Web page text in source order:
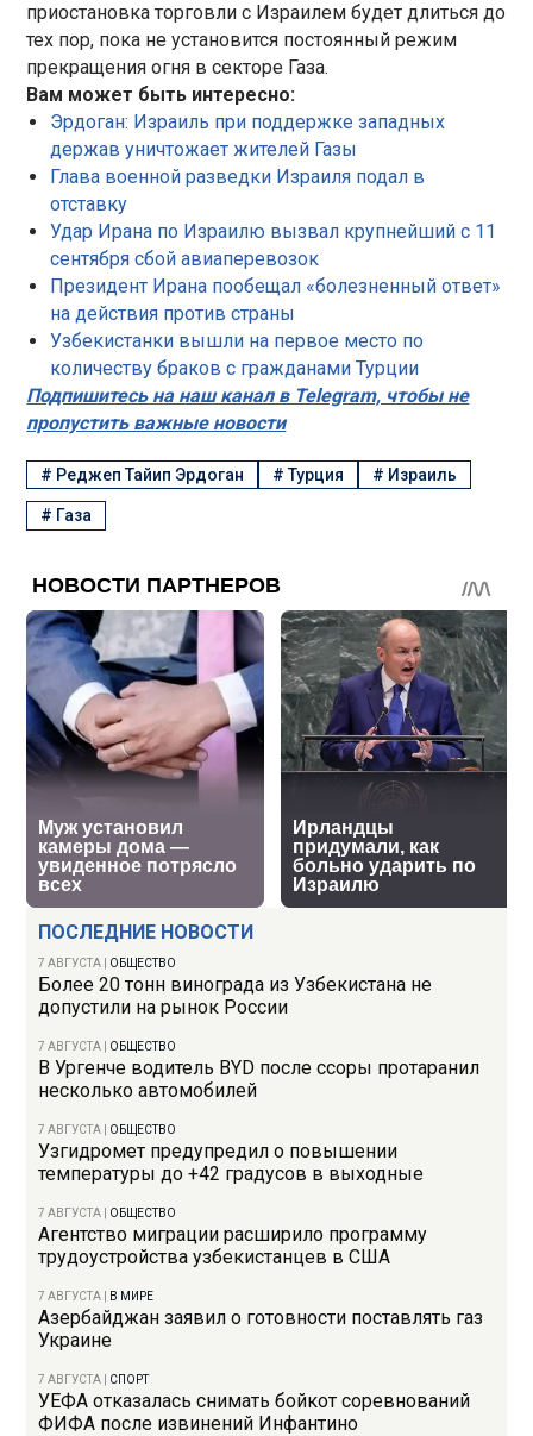
ПОСЛЕДНИЕ НОВОСТИ
7 АВГУСТА ОБЩЕСТВО
Более 20 тонн винограда из Узбекистана не
допустили на рынок России
7 АВГУСТА ОБЩЕСТВО
В Ургенче водитель BYD после ссоры протаранил
несколько автомобилей
7 АВГУСТА ОБЩЕСТВО
Узгидромет предупредил о повышении
температуры до +42 градусов в выходные
7 АВГУСТА ОБЩЕСТВО
Агентство миграции расширило программу
трудоустройства узбекистанцев в США
7 АВГУСТА В МИРЕ
Азербайджан заявил о готовности поставлять газ
Украине
7 АВГУСТА СПОРТ
УЕФА отказалась снимать бойкот соревнований
ФИФА после извинений Инфантино
приостановка торговли с Израилем будет длиться до
тех пор, пока не установится постоянный режим
прекращения огня в секторе Газа.
Вам может быть интересно:
Эрдоган: Израиль при поддержке западных
держав уничтожает жителей Газы
Глава военной разведки Израиля подал в
отставку
Удар Ирана по Израилю вызвал крупнейший с 11
сентября сбой авиаперевозок
Президент Ирана пообещал «болезненный ответ»
на действия против страны
Узбекистанки вышли на первое место по
количеству браков с гражданами Турции
Подпишитесь на наш канал в Telegram, чтобы не
пропустить важные новости
# Реджеп Тайип Эрдоган #Турция # Израиль
# Газа